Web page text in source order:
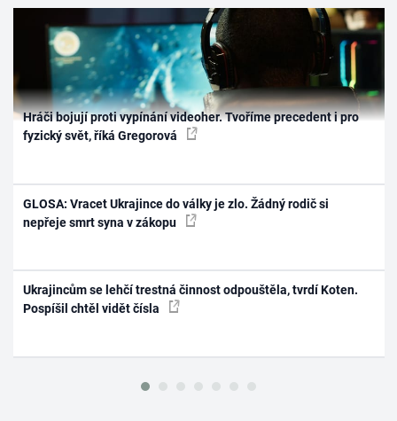
Hráči bojují proti vypínání videoher. Tvoříme precedent i pro
fyzický svět, říká Gregorová
GLOSA: Vracet Ukrajince do války je zlo. Žádný rodič si
nepřeje smrt syna v zákopu
Ukrajincům se lehčí trestná činnost odpouštěla, tvrdí Koten.
Pospíšil chtěl vidět čísla